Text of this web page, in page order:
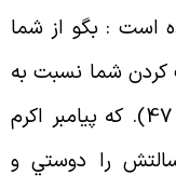
است : بگو از شما
شما نسبت به
خويشان و اقربايم را. (سوره سبا, آيه 47). كه پيامبر اكرم
را دوستي و